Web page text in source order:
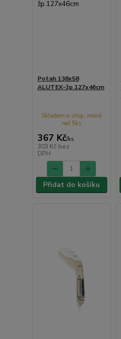
Potah 138x58
ALUTEX-žp.127x46cm
367 Kč/ks
303 Kč bez
DPH
Skladem e-shop, méně
než 5ks
Přidat do košíku